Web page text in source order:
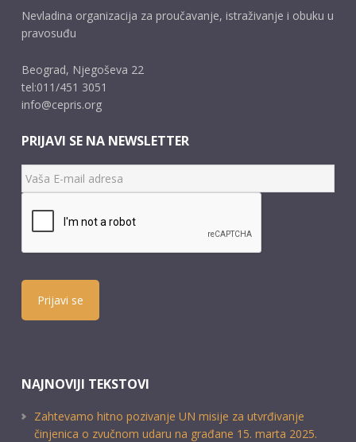
Nevladina organizacija za proučavanje, istraživanje i obuku u
pravosuđu
Beograd, Njegoševa 22
tel:011/451 3051
info@cepris.org
PRIJAVI SE NA NEWSLETTER
Prijavi se
NAJNOVIJI TEKSTOVI
Zahtevamo hitno pozivanje UN misije za utvrđivanje
činjenica o zvučnom udaru na građane 15. marta 2025.